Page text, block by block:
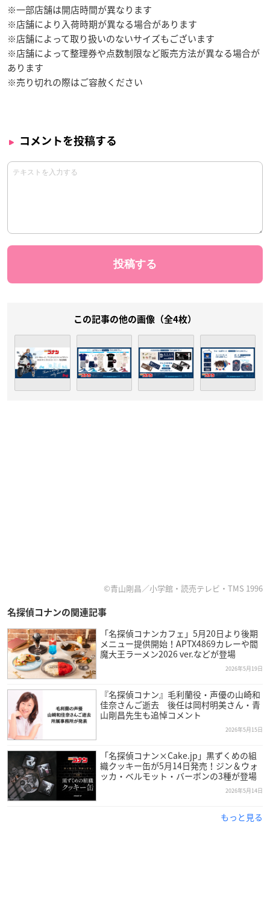
※一部店舗は開店時間が異なります
※店舗により入荷時期が異なる場合があります
※店舗によって取り扱いのないサイズもございます
※店舗によって整理券や点数制限など販売方法が異なる場合が
あります
※売り切れの際はご容赦ください
コメントを投稿する
この記事の他の画像（全4枚）
©青山剛昌／小学館・読売テレビ・TMS 1996
名探偵コナンの関連記事
「名探偵コナンカフェ」5月20日より後期
メニュー提供開始！APTX4869カレーや閻
魔大王ラーメン2026 ver.などが登場
2026年5月19日
『名探偵コナン』毛利蘭役・声優の山崎和
佳奈さんご逝去 後任は岡村明美さん・青
山剛昌先生も追悼コメント
2026年5月15日
「名探偵コナン×Cake.jp」黒ずくめの組
織クッキー缶が5月14日発売！ジン＆ウォ
ッカ・ベルモット・バーボンの3種が登場
2026年5月14日
もっと見る